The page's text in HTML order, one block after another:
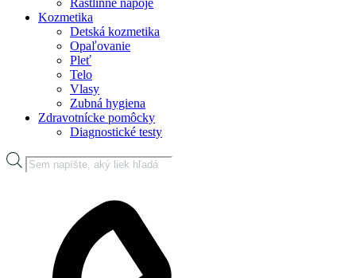
Rastlinné nápoje
Kozmetika
Detská kozmetika
Opaľovanie
Pleť
Telo
Vlasy
Zubná hygiena
Zdravotnícke pomôcky
Diagnostické testy
Products
search